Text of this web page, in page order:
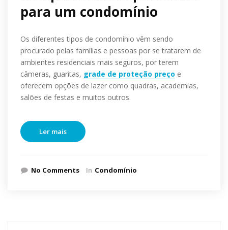
para um condomínio
Os diferentes tipos de condomínio vêm sendo
procurado pelas famílias e pessoas por se tratarem de
ambientes residenciais mais seguros, por terem
câmeras, guaritas, grade de proteção preço e
oferecem opções de lazer como quadras, academias,
salões de festas e muitos outros.
Ler mais
No Comments In Condomínio